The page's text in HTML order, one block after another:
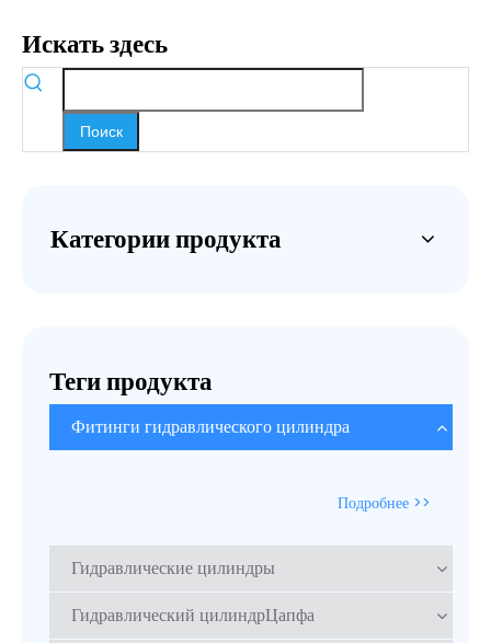
Искать здесь
Поиск
Категории продукта
Теги продукта
Фитинги гидравлического цилиндра
Подробнее >>
Гидравлические цилиндры
Гидравлический цилиндрЦапфа